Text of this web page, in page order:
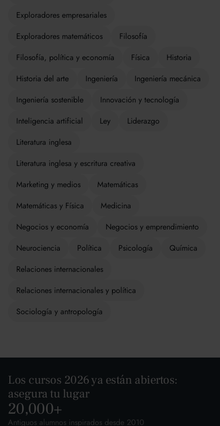
Exploradores empresariales
Exploradores matemáticos
Filosofía
Filosofía, política y economía
Física
Historia
Historia del arte
Ingeniería
Ingeniería mecánica
Ingeniería sostenible
Innovación y tecnología
Inteligencia artificial
Ley
Liderazgo
Literatura inglesa
Literatura inglesa y escritura creativa
Marketing y medios
Matemáticas
Matemáticas y Física
Medicina
Negocios y economía
Negocios y emprendimiento
Neurociencia
Política Psicología
Química
Relaciones internacionales
Relaciones internacionales y política
Sociología y antropología
Los cursos 2026 ya están abiertos:
asegura tu lugar
20,000+
Antiguos alumnos inspirados desde 2010